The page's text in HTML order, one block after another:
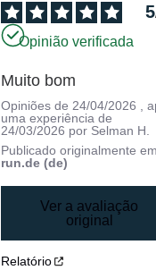
5
Opinião verificada
Muito bom
Opiniões de 24/04/2026
,
uma experiência de
24/03/2026 por Selman H.
Publicado originalmente
run.de (de)
Ver a avaliação
original
Relatório